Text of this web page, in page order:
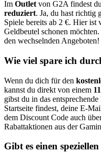
Im Outlet von G2A findest
reduziert. Ja, du hast richtig
Spiele bereits ab 2 €. Hier ist
Geldbeutel schonen
den wechselnden Angeboten!
Wie viel spare ich
Wenn du dich für den
kannst du direkt von einem
gibst du in das
Startseite findest, deine E-
dem Discount Code auch
Rabattaktionen aus der
Gibt es einen